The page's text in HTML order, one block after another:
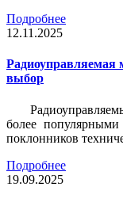
Подробнее
12.11.2025
Радиоуправляемая
выбор
более
поклонников
Подробнее
19.09.2025